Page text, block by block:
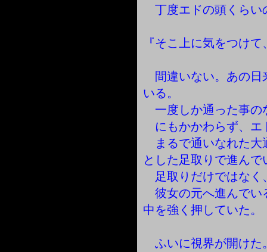
丁度エドの頭くらい
『そこ上に気をつけ
間違いない。あの日
いる。
一度しか通った事の
にもかかわらず、エ
まるで通いなれた大
とした足取りで進んで
足取りだけではなく
彼女の元へ進んでい
中を強く押していた。
ふいに視界が開けた